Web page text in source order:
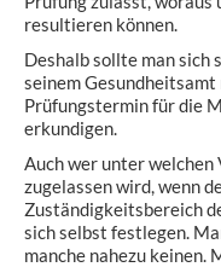
resultieren können.
Deshalb sollte man sich
seinem
Prüfungstermin für die
erkundigen.
Auch wer unter welchen
zugelassen wird, wenn
Zuständigkeitsbereich
sich selbst festlegen.
manche nahezu